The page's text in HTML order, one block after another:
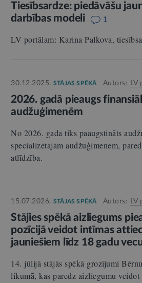
Tiesībsardze: piedāvāšu
darbības modeli
1
LV portālam: Karina Palkova,
30.12.2025. STĀJAS SPĒKĀ Autors: LV
2026. gadā pieaugs
audžuģimenēm
No 2026. gada tiks paaugstināts
specializētajām audžuģimenēm,
atlīdzība.
15.07.2026. STĀJAS SPĒKĀ Autors: LV
Stājies spēkā aizliegums
pozīcijā veidot intīmas
jauniešiem līdz 18 gadu
14. jūlijā stājās spēkā grozījumi
likumā, kas paredz aizliegumu veidot